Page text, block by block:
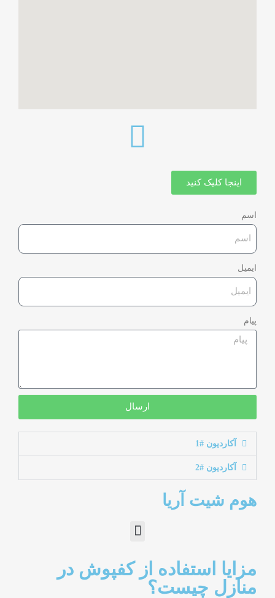
اینجا کلیک کنید
اسم
ایمیل
پیام
ارسال
آکاردیون #1
آکاردیون #2
هوم شیت آریا
مزایا استفاده از کفپوش در
منازل چیست؟